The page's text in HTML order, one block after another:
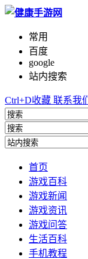
常用
百度
google
站内搜索
Ctrl+D收藏 联系我们
首页
游戏百科
游戏新闻
游戏资讯
游戏问答
生活百科
手机教程